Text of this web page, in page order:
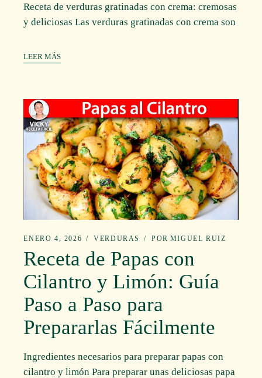
Receta de verduras gratinadas con crema: cremosas
y deliciosas Las verduras gratinadas con crema son
LEER MÁS
ENERO 4, 2026 VERDURAS POR MIGUEL RUIZ
Receta de Papas con
Cilantro y Limón: Guía
Paso a Paso para
Prepararlas Fácilmente
Ingredientes necesarios para preparar papas con
cilantro y limón Para preparar unas deliciosas papa